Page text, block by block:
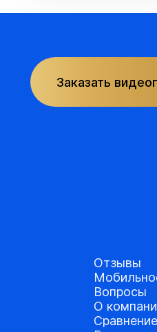
Заказать
Отзывы
Вопросы
О
Сравнение